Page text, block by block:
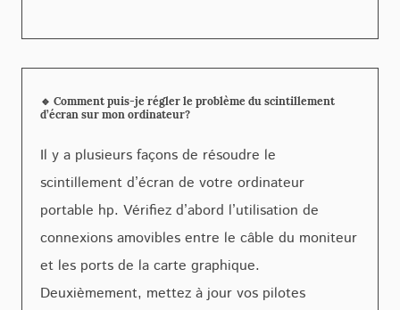
🔹 Comment puis-je régler le problème du scintillement
d’écran sur mon ordinateur?
Il y a plusieurs façons de résoudre le
scintillement d’écran de votre ordinateur
portable hp. Vérifiez d’abord l’utilisation de
connexions amovibles entre le câble du moniteur
et les ports de la carte graphique.
Deuxièmement, mettez à jour vos pilotes